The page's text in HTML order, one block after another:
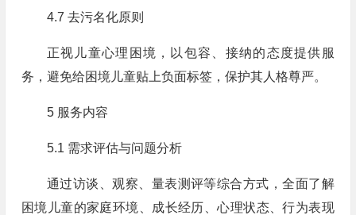
4.7 去污名化原则
正视儿童心理困境，以包容、接纳的态度提供服
务，避免给困境儿童贴上负面标签，保护其人格尊严。
5 服务内容
5.1 需求评估与问题分析
通过访谈、观察、量表测评等综合方式，全面了解
困境儿童的家庭环境、成长经历、心理状态、行为表现